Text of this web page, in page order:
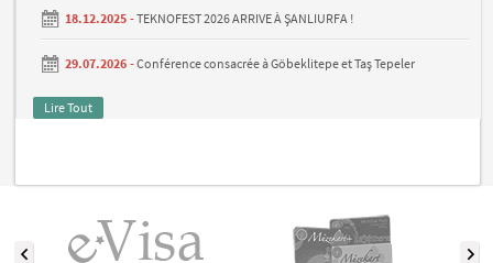
18.12.2025 -TEKNOFEST 2026 ARRIVE À ŞANLIURFA !
29.07.2026 -Conférence consacrée à Göbeklitepe et Taş Tepeler
Lire Tout